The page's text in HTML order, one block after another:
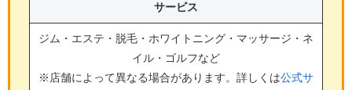
サービス
ジム・エステ・脱毛・ホワイトニング・マッサージ・ネ
イル・ゴルフなど
※店舗によって異なる場合があります。詳しくは公式サ